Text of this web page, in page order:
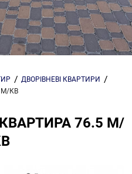
ДВОРІВНЕВІ КВАРТИРИ
М/КВ
76.5 М/